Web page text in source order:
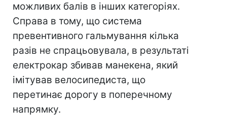
можливих балів в інших категоріях.
Справа в тому, що система
превентивного гальмування кілька
разів не спрацьовувала, в результаті
електрокар збивав манекена, який
імітував велосипедиста, що
перетинає дорогу в поперечному
напрямку.